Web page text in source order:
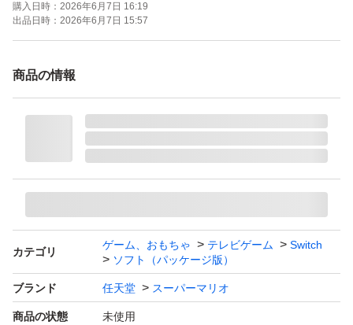
購入日時： 2026年6月7日 16:19
出品日時： 2026年6月7日 15:57
商品の情報
カテゴリ
ゲーム、おもちゃ テレビゲーム
Switch
ソフト（パッケージ版）
ブランド 任天堂 スーパーマリオ
商品の状態 未使用